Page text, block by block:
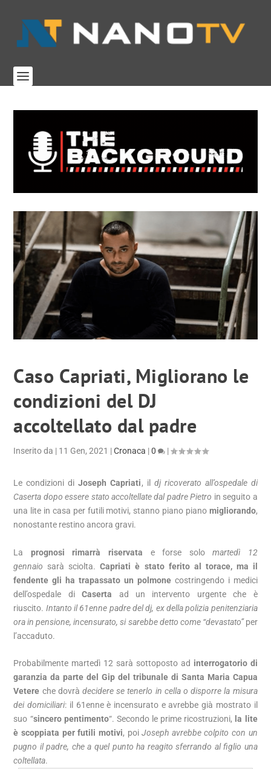
Caso Capriati, Migliorano le
condizioni del DJ
accoltellato dal padre
Inserito da | 11 Gen, 2021 |Cronaca |0 |
Le condizioni diJoseph Capriati, il dj ricoverato all’ospedale di
Caserta dopo essere stato accoltellate dal padre Pietro in seguito a
una lite in casa per futili motivi, stanno piano piano migliorando,
nonostante restino ancora gravi.
La prognosi rimarrà riservata e forse solomartedì 12
gennaio sarà sciolta.Capriati è stato ferito al torace, ma il
fendente gli ha trapassato un polmonecostringendo i medici
dell’ospedale diCaserta ad un intervento urgente che è
riuscito. Intanto il 61enne padre del dj, ex della polizia penitenziaria
ora in pensione, incensurato, si sarebbe detto come “devastato”per
l’accaduto.
Probabilmente martedì 12 sarà sottoposto ad interrogatorio di
garanzia da parte del Gip del tribunale di Santa Maria Capua
Vetere che dovràdecidere se tenerlo in cella o disporre la misura
dei domiciliari: il 61enne è incensurato e avrebbe già mostrato il
suo “sincero pentimento“. Secondo le prime ricostruzioni, la lite
è scoppiata per futili motivi, poiJoseph avrebbe colpito con un
pugno il padre, che a quel punto ha reagito sferrando al figlio una
coltellata.